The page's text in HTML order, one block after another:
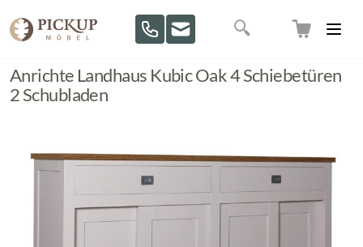
Suche
Anrichte Landhaus Kubic Oak 4 Schiebetüren
2 Schubladen